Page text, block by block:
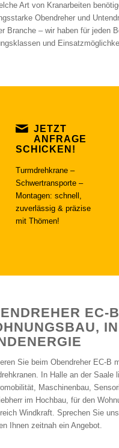
Art von Kranarbeiten
Obendreher und
Branche – wir haben für jeden
und
JETZT
ANFRAGE
SCHICKEN!
Turmdrehkrane –
Schwertransporte –
Montagen: schnell,
zuverlässig & präzise
mit Thömen!
EC-
Sie beim Obendreher EC-B
In Halle an der Saale
Maschinenbau,
im Hochbau, für den
Windkraft. Sprechen Sie
Ihnen zeitnah ein Angebot.